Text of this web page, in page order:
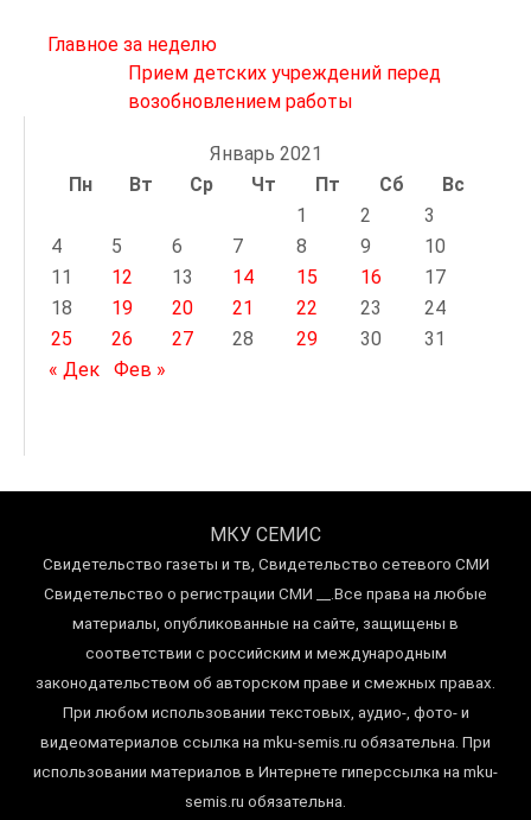
Навигация
записям
Главное за неделю
Прием детских учреждений перед
возобновлением работы
Январь 2021
Пн
Вт Ср Чт Пт Сб
Вс
1
2
3
4
5 6 7 8 9
10
11
12 13 14 15 16
17
18
19 20 21 22 23
24
25
26 27 28 29 30
31
« Дек
Фев »
МКУ СЕМИС
Свидетельство газеты и тв, Свидетельство сетевого СМИ
Свидетельство о регистрации СМИ __.Все права на любые
материалы, опубликованные на сайте, защищены в
соответствии с российским и международным
законодательством об авторском праве и смежных правах.
При любом использовании текстовых, аудио-, фото- и
видеоматериалов ссылка на mku-semis.ru обязательна. При
использовании материалов в Интернете гиперссылка на mku-
semis.ru обязательна.